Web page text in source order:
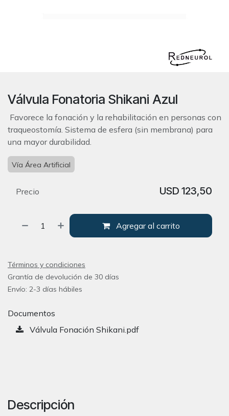
Válvula Fonatoria Shikani Azul
Favorece la fonación y la rehabilitación en personas con
traqueostomía. Sistema de esfera (sin membrana) para
una mayor durabilidad.
Vía Área Artificial
Agregar al carrito
Precio USD 123,50
Términos y condiciones
Grantía de devolución de 30 días
Envío: 2-3 días hábiles
Documentos
Válvula Fonación Shikani.pdf
Descripción